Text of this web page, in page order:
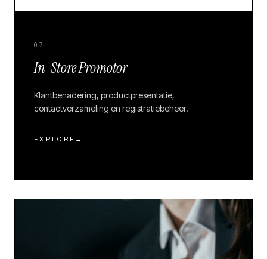
07
In-Store Promotor
Klantbenadering, productpresentatie,
contactverzameling en registratiebeheer.
EXPLORE →